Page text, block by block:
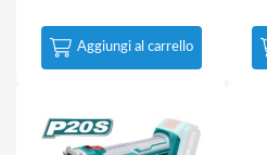
Aggiungi al carrello